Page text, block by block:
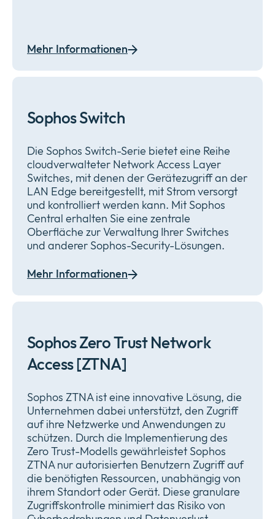
Mehr Informationen
Sophos Switch
Die Sophos Switch-Serie bietet eine Reihe
cloudverwalteter Network Access Layer
Switches, mit denen der Gerätezugriff an der
LAN Edge bereitgestellt, mit Strom versorgt
und kontrolliert werden kann. Mit Sophos
Central erhalten Sie eine zentrale
Oberfläche zur Verwaltung Ihrer Switches
und anderer Sophos-Security-Lösungen.
Mehr Informationen
Sophos Zero Trust Network
Access [ZTNA]
Sophos ZTNA ist eine innovative Lösung, die
Unternehmen dabei unterstützt, den Zugriff
auf ihre Netzwerke und Anwendungen zu
schützen. Durch die Implementierung des
Zero Trust-Modells gewährleistet Sophos
ZTNA nur autorisierten Benutzern Zugriff auf
die benötigten Ressourcen, unabhängig von
ihrem Standort oder Gerät. Diese granulare
Zugriffskontrolle minimiert das Risiko von